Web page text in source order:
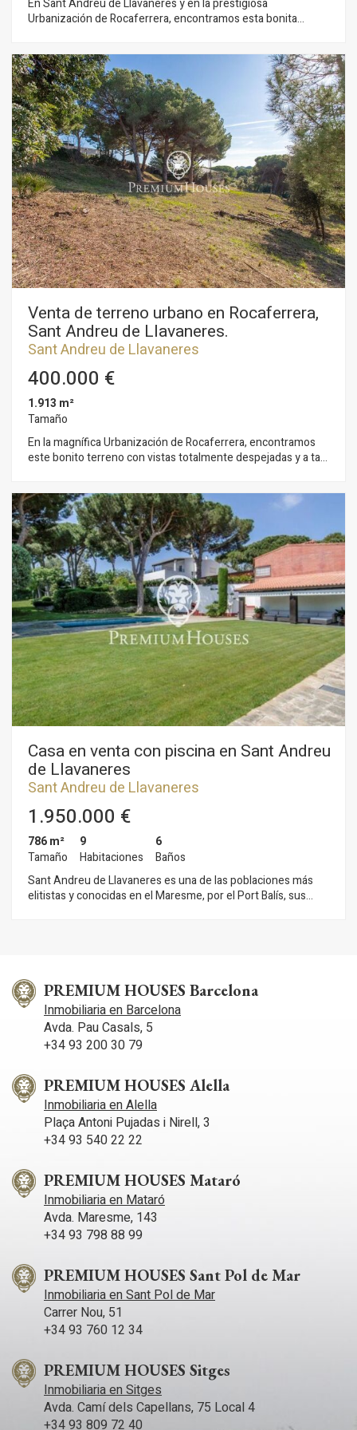
En Sant Andreu de Llavaneres y en la prestigiosa
Urbanización de Rocaferrera, encontramos esta bonita
Ocupación del 10%. - Edificabilidad 500 m², planta baja y una
primera planta, y cabe la posibilidad de edificar sótano. -
Permite una altura máxima de fachada de 6,70 m. - Con
posibilidad de construir edificabilidad anexa de 60 m2.
Venta de terreno urbano en Rocaferrera,
Sant Andreu de Llavaneres.
Sant Andreu de Llavaneres
400.000 €
1.913 m²
Tamaño
En la magnífica Urbanización de Rocaferrera, encontramos
este bonito terreno con vistas totalmente despejadas y a tan
0,25%. - Ocupación del 10%. - Edificabilidad 500 m² planta baja
y una primera planta, y cabe la posibilidad de edificar sótano. -
Permite una altura máxima de fachada de 6,70 m. - Con
posibilidad de construir edificabilidad anexa de 60 m2.
Casa en venta con piscina en Sant Andreu
de Llavaneres
Sant Andreu de Llavaneres
1.950.000 €
786 m²
Tamaño
9
Habitaciones
6
Baños
Sant Andreu de Llavaneres es una de las poblaciones más
elitistas y conocidas en el Maresme, por el Port Balís, sus
parcela de 7.075 m2 rodeada de un maravilloso jardín que la
dota de gran privacidad. Al entrar en la planta principal,
encontramos un gran salón comedor de unos 80 m2 aprox.
con chimenea, amplia cocina, una habitación suite y 3
habitaciones dobles (de las cuales 2 con acceso directo a un
2 habitaciones de servicio y un baño. La primera planta cuenta
con zona común y chimenea y acceso a 2 suites, una de ellas
con amplia terraza de vistas al jardín y piscina. Un sótano con
garaje con capacidad para 2 vehículos, gran despensa y cocina
completa con acceso al jardín y piscina. La propiedad dispone
servicio de 95 m2 con dos accesos independientes y
vestuarios de 55 m2 enfocados para la zona exterior de
piscina. Destacamos sus espectaculares vistas al mar y
montaña desde donde se disfruta el amanecer o atardecer.
PREMIUM HOUSES Barcelona
Inmobiliaria en Barcelona
Avda. Pau Casals, 5
+34 93 200 30 79
PREMIUM HOUSES Alella
Inmobiliaria en Alella
Plaça Antoni Pujadas i Nirell, 3
+34 93 540 22 22
PREMIUM HOUSES Mataró
Inmobiliaria en Mataró
Avda. Maresme, 143
+34 93 798 88 99
PREMIUM HOUSES Sant Pol de Mar
Inmobiliaria en Sant Pol de Mar
Carrer Nou, 51
+34 93 760 12 34
PREMIUM HOUSES Sitges
Inmobiliaria en Sitges
Avda. Camí­ dels Capellans, 75 Local 4
+34 93 809 72 40